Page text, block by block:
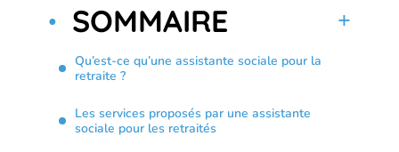
SOMMAIRE
Qu’est-ce qu’une assistante sociale pour la
retraite ?
Les services proposés par une assistante
sociale pour les retraités